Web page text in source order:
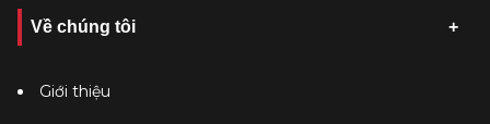
Về chúng tôi
Giới thiệu